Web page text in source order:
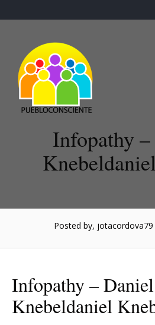
to
Infopathy
Posted by, jotacordova79
Infopathy – Daniel
Knebeldaniel